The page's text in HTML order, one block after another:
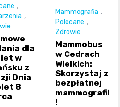
,
,
dla
w
z
Dnia
8
Mammografia ,
Polecane ,
Zdrowie
Mammobus
w Cedrach
Wielkich:
Skorzystaj z
bezpłatnej
mammografii
!